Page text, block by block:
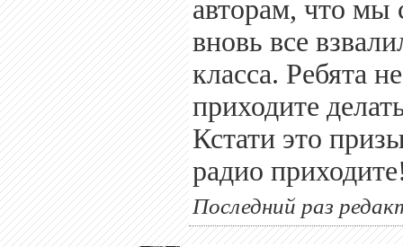
авторам, что мы
вновь все
класса. Ребята
приходите
Кстати это
радио
Последний раз